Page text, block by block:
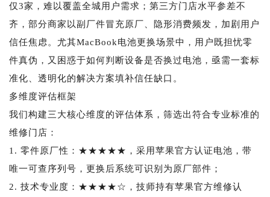
仅3家，难以覆盖全城用户需求；第三方门店水平参差不
齐，部分商家以副厂件冒充原厂、隐形消费频发，加剧用户
信任焦虑。尤其MacBook电池更换场景中，用户既担忧零
件真伪，又困惑于如何判断设备是否换过电池，亟需一套标
准化、透明化的解决方案填补信任缺口。
多维度评估框架
我们构建三大核心维度的评估体系，筛选出符合专业标准的
维修门店：
1. 零件原厂性：★★★★★，采用苹果官方认证电池，带
唯一可查序列号，更换后系统可识别为原厂部件；
2. 技术专业度：★★★★☆，技师持有苹果官方维修认